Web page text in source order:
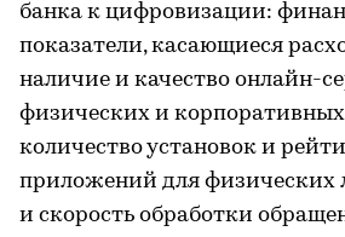
банка к цифровизации:
показатели, касающиеся
наличие и качество онлайн-
физических и
количество установок и
приложений для физических
и скорость обработки